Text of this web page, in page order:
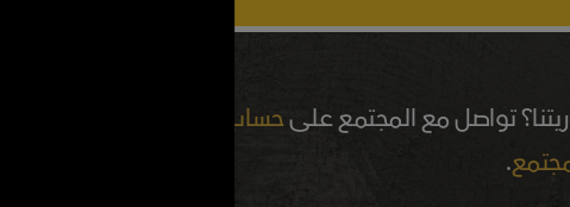
تواصل مع المجتمع علىحساب Riders Republic الرسمي على Discord
.